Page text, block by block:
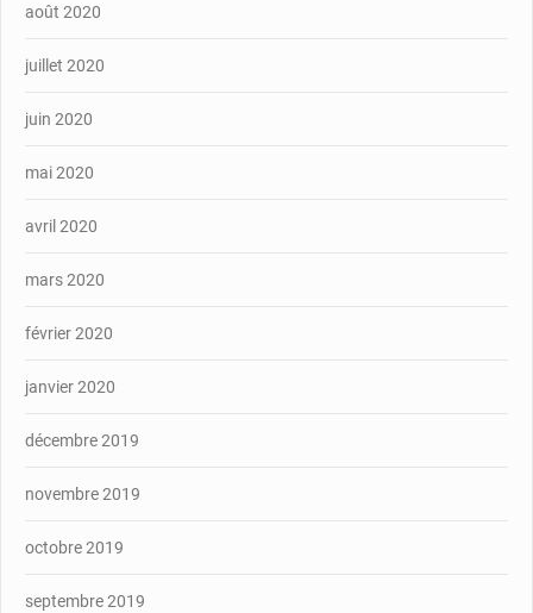
août 2020
juillet 2020
juin 2020
mai 2020
avril 2020
mars 2020
février 2020
janvier 2020
décembre 2019
novembre 2019
octobre 2019
septembre 2019